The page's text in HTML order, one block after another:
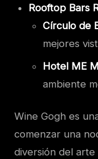
Rooftop Bars
Círculo de
mejores
Hotel ME
ambiente
Wine Gogh es
comenzar una
diversión del